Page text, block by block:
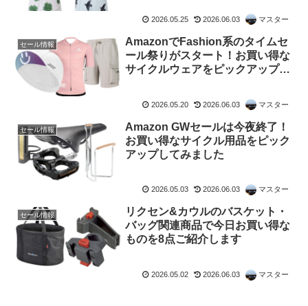
2026.05.25 2026.06.03 マスター
セール情報
AmazonでFashion系のタイムセ
ール祭りがスタート！お買い得な
サイクルウェアをピックアップし
2026.05.20 2026.06.03 マスター
セール情報
Amazon GWセールは今夜終了！
お買い得なサイクル用品をピック
アップしてみました
2026.05.03 2026.06.03 マスター
セール情報
リクセン&カウルのバスケット・
バッグ関連商品で今日お買い得な
ものを8点ご紹介します
2026.05.02 2026.06.03 マスター